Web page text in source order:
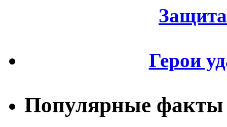
Герои
Популярные факты